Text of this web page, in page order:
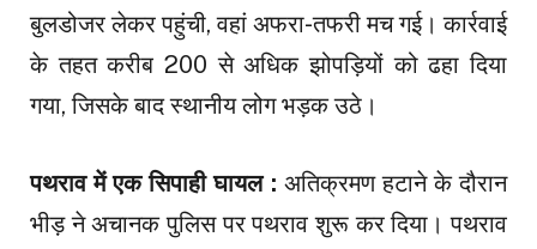
बुलडोजर लेकर पहुंची, वहां अफरा-तफरी मच गई। कार्रवाई
के तहत करीब 200 से अधिक झोपड़ियों को ढहा दिया
गया, जिसके बाद स्थानीय लोग भड़क उठे।
पथराव में एक सिपाही घायल : अतिक्रमण हटाने के दौरान
भीड़ ने अचानक पुलिस पर पथराव शुरू कर दिया। पथराव